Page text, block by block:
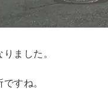
ました。
すね。